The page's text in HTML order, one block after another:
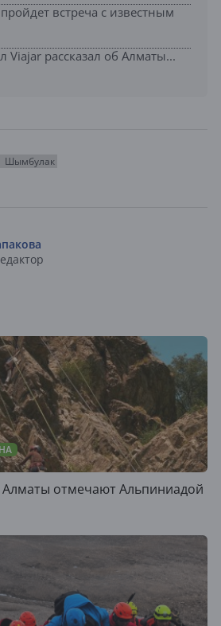
встреча с известным
Viajar рассказал об Алматы...
Шымбулак
отмечают Альпиниадой